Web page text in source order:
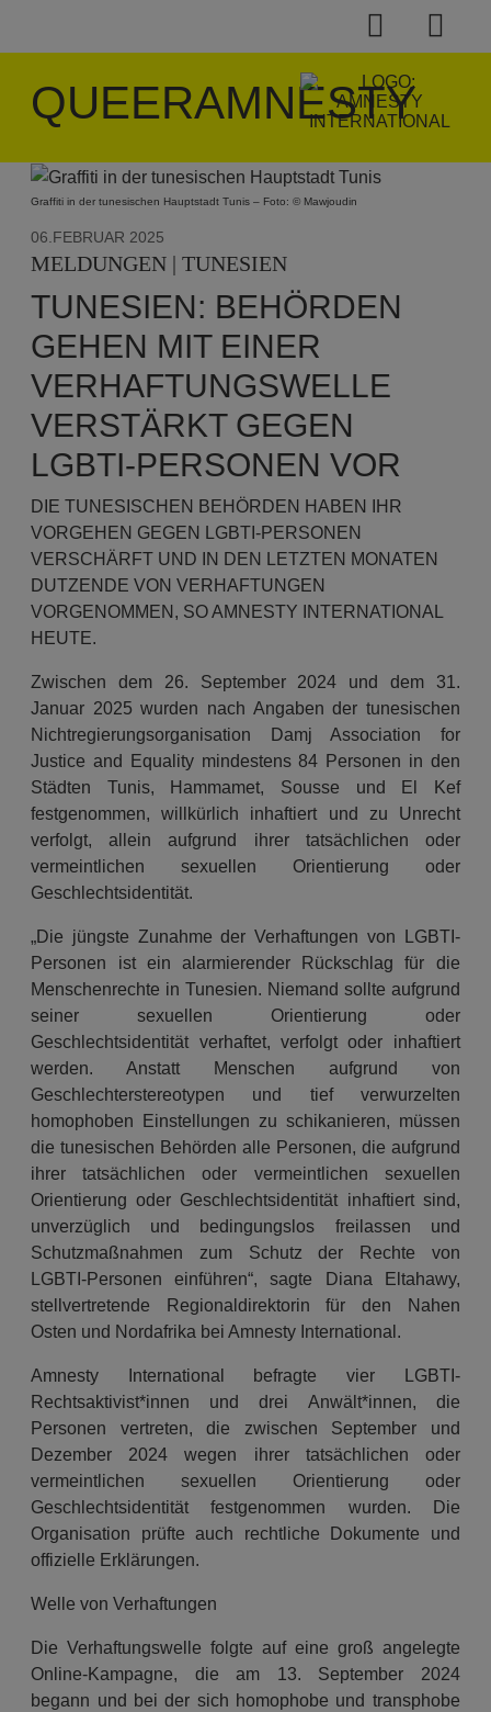
QUEERAMNESTY
Graffiti in der tunesischen Hauptstadt Tunis – Foto: © Mawjoudin
06.FEBRUAR 2025
MELDUNGEN | TUNESIEN
TUNESIEN: BEHÖRDEN
GEHEN MIT EINER
VERHAFTUNGSWELLE
VERSTÄRKT GEGEN
LGBTI-PERSONEN VOR
DIE TUNESISCHEN BEHÖRDEN HABEN IHR
VORGEHEN GEGEN LGBTI-PERSONEN
VERSCHÄRFT UND IN DEN LETZTEN MONATEN
DUTZENDE VON VERHAFTUNGEN
VORGENOMMEN, SO AMNESTY INTERNATIONAL
HEUTE.
Zwischen dem 26. September 2024 und dem 31.
Januar 2025 wurden nach Angaben der tunesischen
Nichtregierungsorganisation Damj Association for
Justice and Equality mindestens 84 Personen in den
Städten Tunis, Hammamet, Sousse und El Kef
festgenommen, willkürlich inhaftiert und zu Unrecht
verfolgt, allein aufgrund ihrer tatsächlichen oder
vermeintlichen sexuellen Orientierung oder
Geschlechtsidentität.
„Die jüngste Zunahme der Verhaftungen von LGBTI-
Personen ist ein alarmierender Rückschlag für die
Menschenrechte in Tunesien. Niemand sollte aufgrund
seiner sexuellen Orientierung oder
Geschlechtsidentität verhaftet, verfolgt oder inhaftiert
werden. Anstatt Menschen aufgrund von
Geschlechterstereotypen und tief verwurzelten
homophoben Einstellungen zu schikanieren, müssen
die tunesischen Behörden alle Personen, die aufgrund
ihrer tatsächlichen oder vermeintlichen sexuellen
Orientierung oder Geschlechtsidentität inhaftiert sind,
unverzüglich und bedingungslos freilassen und
Schutzmaßnahmen zum Schutz der Rechte von
LGBTI-Personen einführen“, sagte Diana Eltahawy,
stellvertretende Regionaldirektorin für den Nahen
Osten und Nordafrika bei Amnesty International.
Amnesty International befragte vier LGBTI-
Rechtsaktivist*innen und drei Anwält*innen, die
Personen vertreten, die zwischen September und
Dezember 2024 wegen ihrer tatsächlichen oder
vermeintlichen sexuellen Orientierung oder
Geschlechtsidentität festgenommen wurden. Die
Organisation prüfte auch rechtliche Dokumente und
offizielle Erklärungen.
Welle von Verhaftungen
Die Verhaftungswelle folgte auf eine groß angelegte
Online-Kampagne, die am 13. September 2024
begann und bei der sich homophobe und transphobe